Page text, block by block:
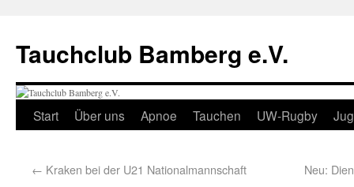
Tauchclub Bamberg e.V.
Start Über uns Apnoe Tauchen UW-Rugby
← Kraken bei der U21 Nationalmannschaft Neu: